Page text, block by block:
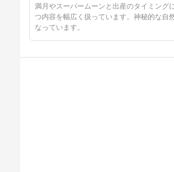
1年5ヶ月前
満月やスーパームーンと出産のタイミング
つ内容を幅広く扱っています。神秘的な自
なっています。